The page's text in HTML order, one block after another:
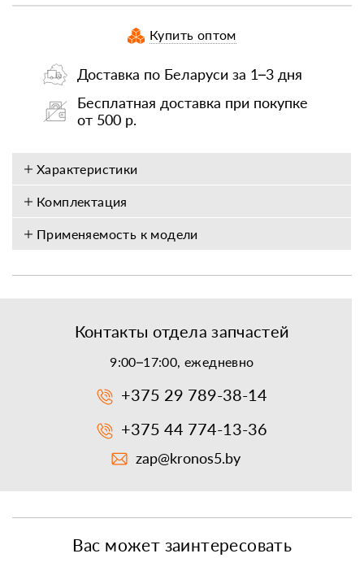
Купить оптом
Доставка по Беларуси за 1–3 дня
Бесплатная доставка при покупке
от 500 р.
Характеристики
Комплектация
Применяемость к модели
Контакты отдела запчастей
9:00–17:00, ежедневно
+375 29 789-38-14
+375 44 774-13-36
zap@kronos5.by
Вас может заинтересовать